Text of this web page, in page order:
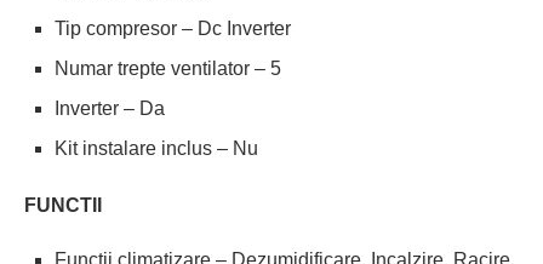
Tip compresor – Dc Inverter
Numar trepte ventilator – 5
Inverter – Da
Kit instalare inclus – Nu
FUNCTII
Functii climatizare – Dezumidificare, Incalzire, Racire,